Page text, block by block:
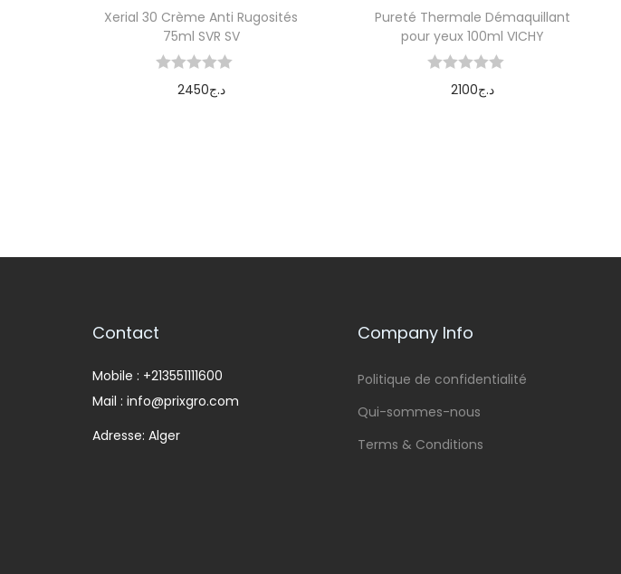
Xerial 30 Crème Anti Rugosités
75ml SVR SV
2450د.ج
Pureté Thermale Démaquillant
pour yeux 100ml VICHY
2100د.ج
Contact
Mobile : +213551111600
Mail : info@prixgro.com
Adresse: Alger
Company Info
Politique de confidentialité
Qui-sommes-nous
Terms & Conditions